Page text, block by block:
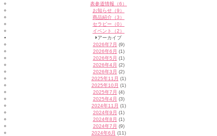
表参道情報（6）
お知らせ（9）
商品紹介（3）
セラピー（0）
イベント（2）
アーカイブ
2026年7月 (9)
2026年6月 (1)
2026年5月 (1)
2026年4月 (2)
2026年3月 (2)
2025年11月 (1)
2025年10月 (1)
2025年7月 (4)
2025年4月 (3)
2024年11月 (1)
2024年9月 (1)
2024年8月 (1)
2024年7月 (9)
2024年6月 (11)